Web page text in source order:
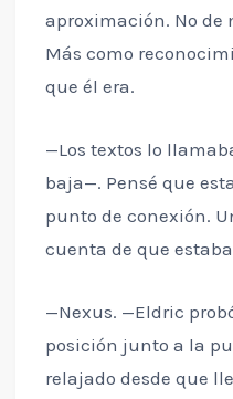
aproximación. No de
Más como
que él era.
—Los textos lo
baja—. Pensé que
punto de conexión.
cuenta de que
—Nexus. —Eldric
posición junto a la
relajado desde que